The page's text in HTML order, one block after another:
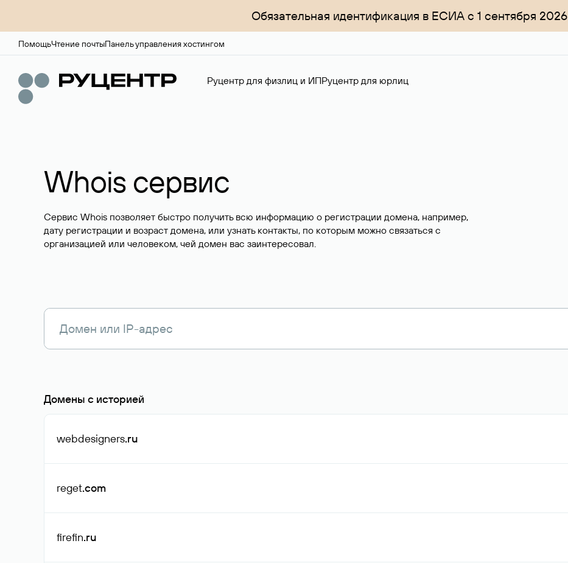
Обязательная идентификация в ЕСИА с 1 сентября 2026
ПомощьЧтение почтыПанель управления хостингом
Руцентр для физлиц и ИПРуцентр для юрлиц
Whois сервис
Сервис Whois позволяет быстро получить всю информацию о регистрации домена, например,
дату регистрации и возраст домена, или узнать контакты, по которым можно связаться с
организацией или человеком, чей домен вас заинтересовал.
Домены с историей
webdesigners.ru
reget.com
firefin.ru